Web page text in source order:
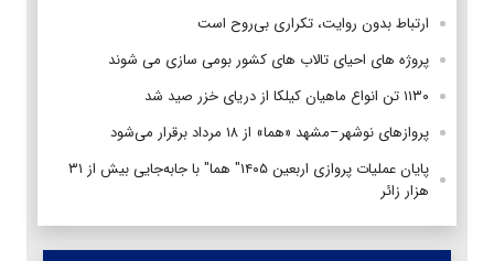
ارتباط بدون روایت، تکراری بی‌روح است
پروژه های احیای تالاب های کشور بومی سازی می شوند
۱۱۳۰ تن انواع ماهیان کیلکا از دریای خزر صید شد
پروازهای نوشهر–مشهد «هما» از ۱۸ مرداد برقرار می‌شود
پایان عملیات پروازی اربعین ۱۴۰۵" هما" با جابه‌جایی بیش از ۳۱
هزار زائر